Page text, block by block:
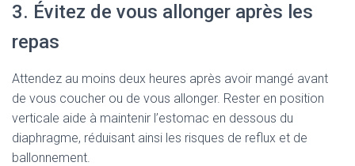
3. Évitez de vous allonger après les
repas
Attendez au moins deux heures après avoir mangé avant
de vous coucher ou de vous allonger. Rester en position
verticale aide à maintenir l’estomac en dessous du
diaphragme, réduisant ainsi les risques de reflux et de
ballonnement.